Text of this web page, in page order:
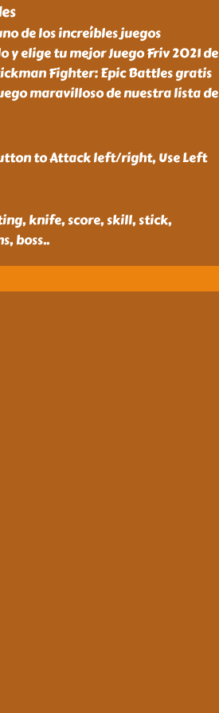
de los increíbles juegos
elige tu mejor Juego Friv 2021 de
Fighter: Epic Battles gratis
maravilloso de nuestra lista de
to Attack left/right, Use Left
knife, score, skill, stick,
boss..